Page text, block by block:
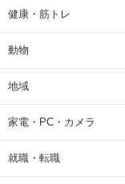
健康・筋トレ
動物
地域
家電・PC・カメラ
就職・転職